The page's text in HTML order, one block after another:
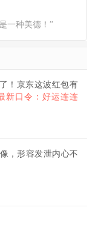
一种美德！”
！京东这波红包有
新口令：好运连连
，形容发泄内心不